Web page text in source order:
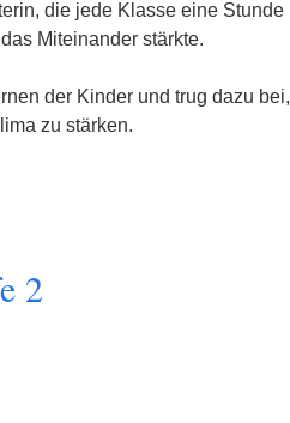
die jede Klasse eine Stunde
Miteinander stärkte.
der Kinder und trug dazu bei,
zu stärken.
2